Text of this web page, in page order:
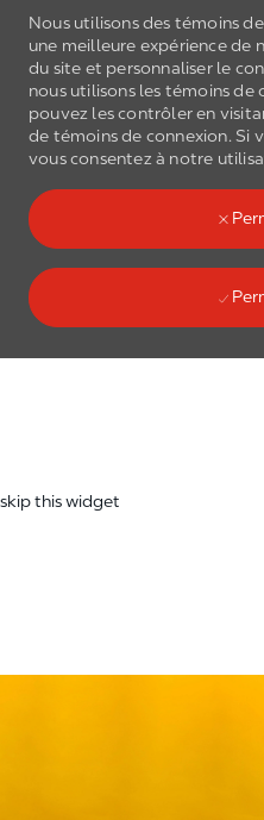
Nous utilisons des témoins
une meilleure expérience de
du site et personnaliser le
nous utilisons les témoins de
pouvez les contrôler en
de témoins de connexion. Si
vous consentez à notre
Skip to main content
skip this widget